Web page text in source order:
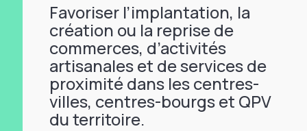
Favoriser l’implantation, la
création ou la reprise de
commerces, d’activités
artisanales et de services de
proximité dans les centres-
villes, centres-bourgs et QPV
du territoire.